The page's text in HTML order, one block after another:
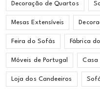
Decoração de Quartos
Mesas Extensíveis
Feira do Sofás Fábrica
Móveis de Portugal Casa
Loja dos Candeeiros